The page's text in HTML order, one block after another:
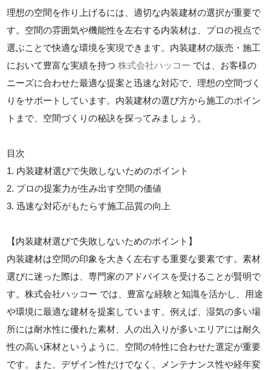
理想の空間を作り上げるには、適切な内装建材の選択が重要で
す。空間の雰囲気や機能性を左右する内装材は、プロの視点で
選ぶことで快適な環境を実現できます。内装建材の販売・施工
において豊富な実績を持つ株式会社ハッコー では、お客様の
ニーズに合わせた最適な提案と迅速な対応で、理想の空間づく
りをサポートしています。内装建材の選び方から施工のポイン
トまで、空間づくりの秘訣を探ってみましょう。
目次
1. 内装建材選びで失敗しないためのポイント
2. プロの提案力が生み出す空間の価値
3. 迅速な対応がもたらす施工品質の向上
【内装建材選びで失敗しないためのポイント】
内装建材は空間の印象を大きく左右する重要な要素です。素材
選びに迷った際は、専門家のアドバイスを受けることが賢明で
す。株式会社ハッコー では、豊富な経験と知識を活かし、用途
や環境に最適な建材を提案しています。例えば、湿気の多い場
所には耐水性に優れた素材、人の出入りが多いエリアには耐久
性の高い床材というように、空間の特性に合わせた選定が重要
です。また、デザイン性だけでなく、メンテナンス性や経年変